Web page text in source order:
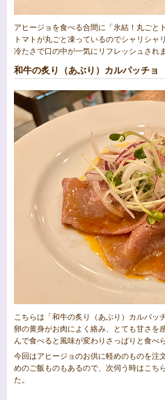
アヒージョを食べる合間に「氷結！丸ごと
トマトが丸ごと凍っているのでシャリシャ
冷たさで口の中が一気にリフレッシュされま
和牛の炙り（あぶり）カルパッチョ
こちらは「和牛の炙り（あぶり）カルパッ
卵の黄身がお肉によく絡み、とても甘さを
んで食べると風味が変わりさっぱりと食べ
今回はアヒージョのお供に軽めのものを注
めのご飯ものもあるので、次伺う時はこち
た。